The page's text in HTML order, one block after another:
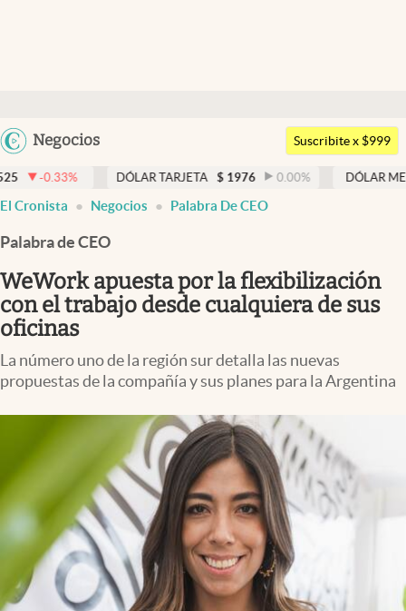
Argentina
Uruguay
Negocios
Members
Economía y Política
Finanzas y Mercados
Mercados Online
Negocios
Columnistas
Apertura
Infotechnology
Clima
Mundial 2026
Eventos Corporativos
El Cronista Studio
Suscribite x $999
% DÓLAR TARJETA $ 1976 0.00% DÓLAR MEP $
El Cronista Negocios Palabra De CEO
Palabra de CEO
WeWork apuesta por la flexibilización
con el trabajo desde cualquiera de sus
oficinas
La número uno de la región sur detalla las nuevas
propuestas de la compañía y sus planes para la Argentina